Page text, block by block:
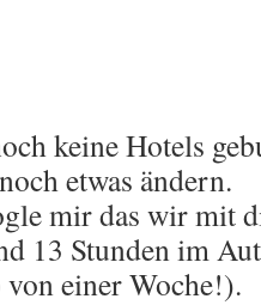
keine Hotels
etwas ändern.
mir das wir mit
13 Stunden im
einer Woche!).